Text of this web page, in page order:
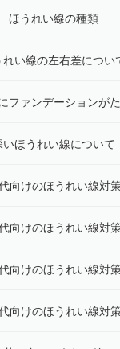
ほうれい線の種類
れい線の左右差につい
ファンデーションが
いほうれい線について
向けのほうれい線対
向けのほうれい線対
向けのほうれい線対
向けのほうれい線対